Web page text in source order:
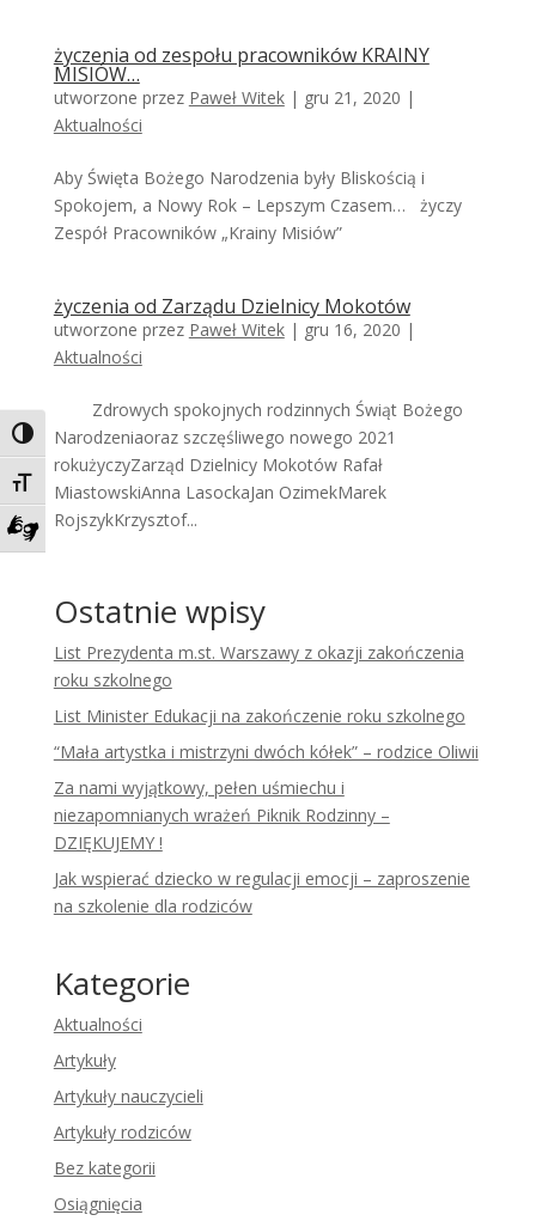
Toggle High Contrast
Toggle Font size
Zadzwoń do tłumacza języka migowego
życzenia od zespołu pracowników KRAINY
MISIÓW…
utworzone przez Paweł Witek| gru 21, 2020 |
Aktualności
Aby Święta Bożego Narodzenia były Bliskością i
Spokojem, a Nowy Rok – Lepszym Czasem… życzy
Zespół Pracowników „Krainy Misiów”
życzenia od Zarządu Dzielnicy Mokotów
utworzone przez Paweł Witek| gru 16, 2020 |
Aktualności
Zdrowych spokojnych rodzinnych Świąt Bożego
Narodzeniaoraz szczęśliwego nowego 2021
rokużyczyZarząd Dzielnicy Mokotów Rafał
MiastowskiAnna LasockaJan OzimekMarek
RojszykKrzysztof...
Ostatnie wpisy
List Prezydenta m.st. Warszawy z okazji zakończenia
roku szkolnego
List Minister Edukacji na zakończenie roku szkolnego
“Mała artystka i mistrzyni dwóch kółek” – rodzice Oliwii
Za nami wyjątkowy, pełen uśmiechu i
niezapomnianych wrażeń Piknik Rodzinny –
DZIĘKUJEMY !
Jak wspierać dziecko w regulacji emocji – zaproszenie
na szkolenie dla rodziców
Kategorie
Aktualności
Artykuły
Artykuły nauczycieli
Artykuły rodziców
Bez kategorii
Osiągnięcia